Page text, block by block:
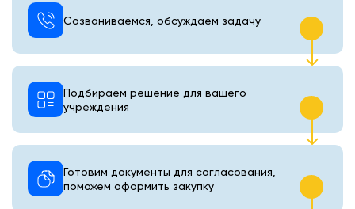
Созваниваемся, обсуждаем задачу
Подбираем решение для вашего
учреждения
Готовим документы для согласования,
поможем оформить закупку